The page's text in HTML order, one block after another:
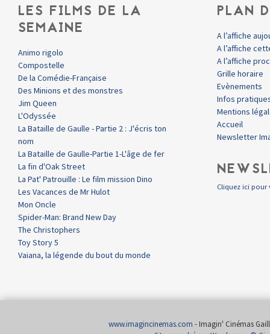
LES FILMS DE LA
SEMAINE
Animo rigolo
Compostelle
De la Comédie-Française
Des Minions et des monstres
Jim Queen
L'Odyssée
La Bataille de Gaulle - Partie 2 : J'écris ton
nom
La Bataille de Gaulle-Partie 1-L'âge de fer
La fin d'Oak Street
La Pat' Patrouille : Le film mission Dino
Les Vacances de Mr Hulot
Mon Oncle
Spider-Man: Brand New Day
The Christophers
Toy Story 5
Vaiana, la légende du bout du monde
PLAN
A l’affiche
A l’affiche
A l’affiche
Grille horaire
Evènements
Infos
Mentions
Accueil
Newsletter
Cliquez ici pour
www.imagincinemas.com - Imagin' Cinémas